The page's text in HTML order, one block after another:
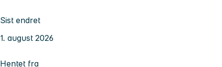
Sist endret
1. august 2026
Hentet fra